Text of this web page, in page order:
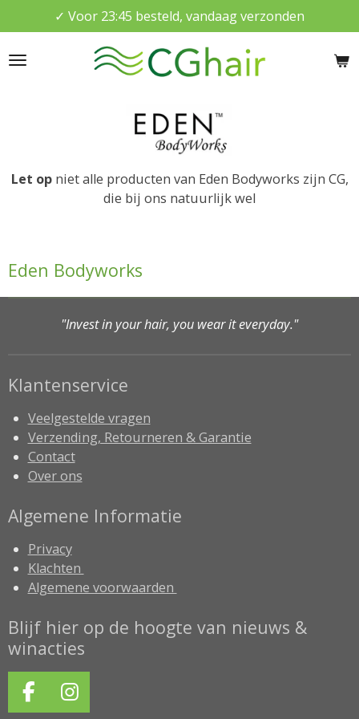
direct
naar
✓ Voor 23:45 besteld, vandaag verzonden
Let opniet alle producten van Eden Bodyworks zijn CG,
die bij ons natuurlijk wel
Eden Bodyworks
"Invest in your hair, you wear it everyday."
Klantenservice
Veelgestelde vragen
Verzending, Retourneren & Garantie
Contact
Over ons
Algemene Informatie
Privacy
Klachten
Algemene voorwaarden
Blijf hier op de hoogte van nieuws &
winacties
F
I